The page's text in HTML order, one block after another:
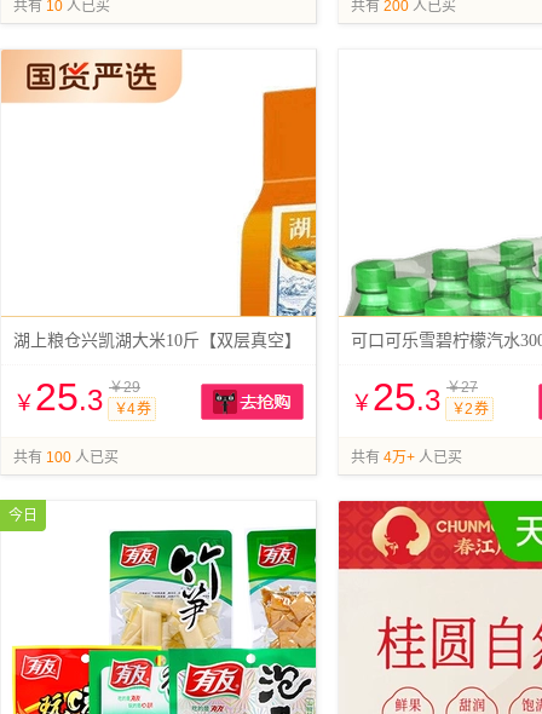
共有 10 人已买 共有 200 人已买
湖上粮仓兴凯湖大米10斤【双层真空】
￥ 25.3 ￥29
￥4 券
共有 100 人已买
可口可乐雪碧柠檬汽水
￥ 25.3 ￥27
￥2 券
共有 4万+ 人已买
今日